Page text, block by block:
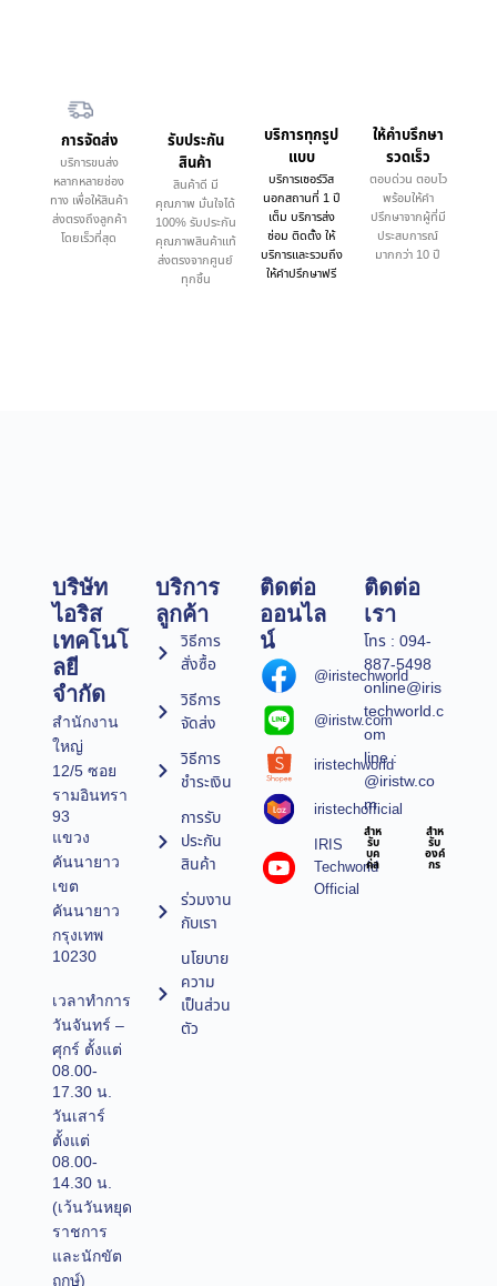
การจัดส่ง
บริการขนส่ง
หลากหลายช่อง
ทาง เพื่อให้สินค้า
ส่งตรงถึงลูกค้า
โดยเร็วที่สุด
รับประกัน
สินค้า
สินค้าดี มี
คุณภาพ มั่นใจได้
100% รับประกัน
คุณภาพสินค้าแท้
ส่งตรงจากศูนย์
ทุกชิ้น
บริการทุกรูป
แบบ
บริการเซอร์วิส
นอกสถานที่ 1 ปี
เต็ม บริการส่ง
ซ่อม ติดตั้ง ให้
บริการและรวมถึง
ให้คำปรึกษาฟรี
ให้คำบรึกษา
รวดเร็ว
ตอบด่วน ตอบไว
พร้อมให้คำ
ปรึกษาจากผู้ที่มี
ประสบการณ์
มากกว่า 10 ปี
บริษัท
ไอริส
เทคโนโ
ลยี
จำกัด
สำนักงาน
ใหญ่
12/5 ซอย
รามอินทรา
93
แขวง
คันนายาว
เขต
คันนายาว
กรุงเทพ
10230
เวลาทำการ
วันจันทร์ –
ศุกร์ ตั้งแต่
08.00-
17.30 น.
วันเสาร์
ตั้งแต่
08.00-
14.30 น.
(เว้นวันหยุด
ราชการ
และนักขัต
ฤกษ์)
บริการ
ลูกค้า
วิธีการ
สั่งซื้อ
วิธีการ
จัดส่ง
วิธีการ
ชำระเงิน
การรับ
ประกัน
สินค้า
ร่วมงาน
กับเรา
นโยบาย
ความ
เป็นส่วน
ตัว
ติดต่อ
ออนไล
น์
@iristechworld
@iristw.com
iristechworld
iristechofficial
IRIS
Techworld
Official
ติดต่อ
เรา
โทร : 094-
887-5498
online@iris
techworld.c
om
line :
@iristw.co
m
สำห
รับ
บุค
คล
สำห
รับ
องค์
กร